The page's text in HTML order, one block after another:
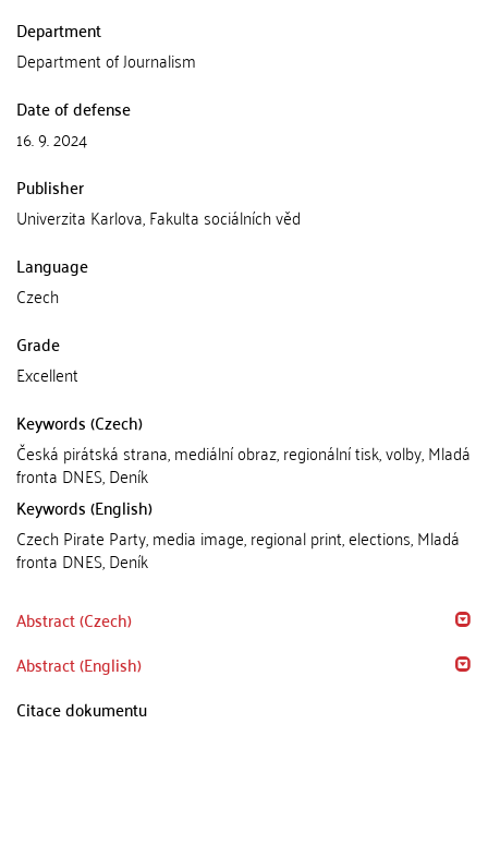
Department
Department of Journalism
Date of defense
16. 9. 2024
Publisher
Univerzita Karlova, Fakulta sociálních věd
Language
Czech
Grade
Excellent
Keywords (Czech)
Česká pirátská strana, mediální obraz, regionální tisk, volby, Mladá
fronta DNES, Deník
Keywords (English)
Czech Pirate Party, media image, regional print, elections, Mladá
fronta DNES, Deník
Abstract (Czech)
Abstract (English)
Citace dokumentu